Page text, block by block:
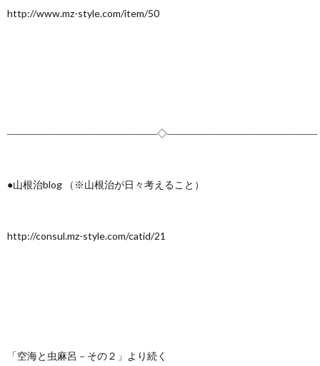
http://www.mz-style.com/item/50
―――――――――――――――◇―――――――――――――――
●山根治blog （※山根治が日々考えること）
http://consul.mz-style.com/catid/21
「空海と虫麻呂－その２」より続く